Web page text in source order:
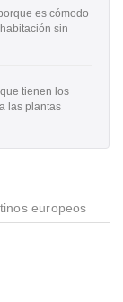
es cómodo
sin
tienen los
las plantas
europeos